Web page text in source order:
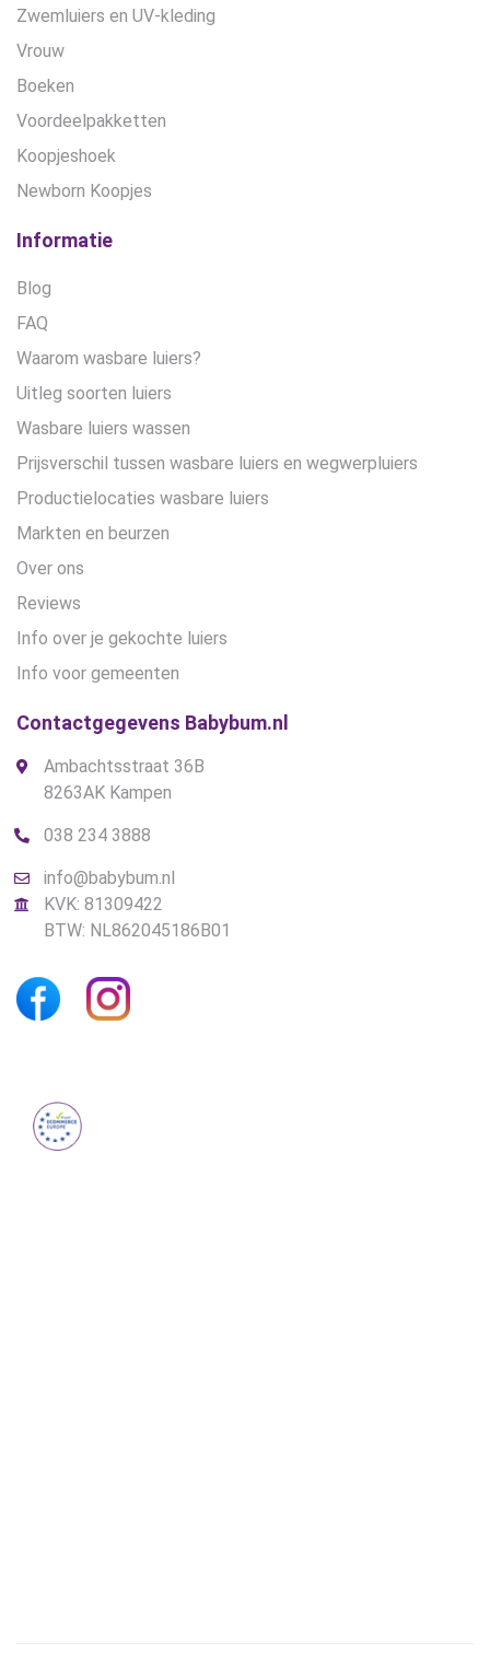
Zwemluiers en UV-kleding
Vrouw
Boeken
Voordeelpakketten
Koopjeshoek
Newborn Koopjes
Informatie
Blog
FAQ
Waarom wasbare luiers?
Uitleg soorten luiers
Wasbare luiers wassen
Prijsverschil tussen wasbare luiers en wegwerpluiers
Productielocaties wasbare luiers
Markten en beurzen
Over ons
Reviews
Info over je gekochte luiers
Info voor gemeenten
Contactgegevens Babybum.nl
Ambachtsstraat 36B
8263AK Kampen
038 234 3888
info@babybum.nl
KVK: 81309422
BTW: NL862045186B01